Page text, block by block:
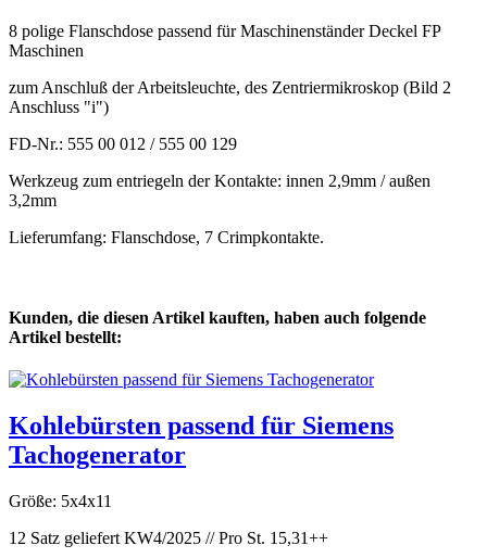
8 polige Flanschdose passend für Maschinenständer Deckel FP
Maschinen
zum Anschluß der Arbeitsleuchte, des Zentriermikroskop (Bild 2
Anschluss "i")
FD-Nr.: 555 00 012 / 555 00 129
Werkzeug zum entriegeln der Kontakte: innen 2,9mm / außen
3,2mm
Lieferumfang: Flanschdose, 7 Crimpkontakte.
Kunden, die diesen Artikel kauften, haben auch folgende
Artikel bestellt:
Kohlebürsten passend für Siemens
Tachogenerator
Größe: 5x4x11
12 Satz geliefert KW4/2025 // Pro St. 15,31++